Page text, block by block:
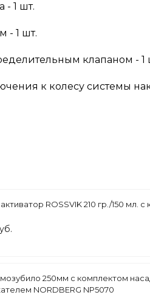
- 1 шт.
- 1 шт.
клапаном - 1
к колесу системы
ROSSVIK 210 гр./150 мл. с
250мм с комплектом
NORDBERG NP5070